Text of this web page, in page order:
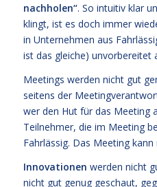
nachholen“. So intuitiv klar
klingt, ist es doch immer
in Unternehmen aus
ist das gleiche) unvorbereitet
Meetings werden nicht gut
seitens der
wer den Hut für das Meeting
Teilnehmer, die im Meeting
Fahrlässig. Das Meeting
Innovationen werden nicht
nicht gut genug geschaut,